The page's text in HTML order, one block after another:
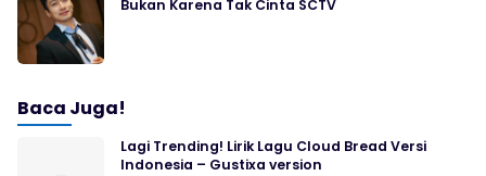
Bukan Karena Tak Cinta SCTV
Baca Juga!
Lagi Trending! Lirik Lagu Cloud Bread Versi
Indonesia – Gustixa version